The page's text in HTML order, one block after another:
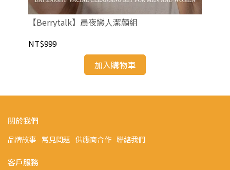
【Berrytalk】晨夜戀人潔顏組
NT$999
加入購物車
關於我們
品牌故事 常見問題 供應商合作 聯絡我們
客戶服務